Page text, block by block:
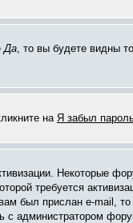
Да, то вы будете видны
на Я забыл
Некоторые
требуется
был прислан e-mail,
с администратором